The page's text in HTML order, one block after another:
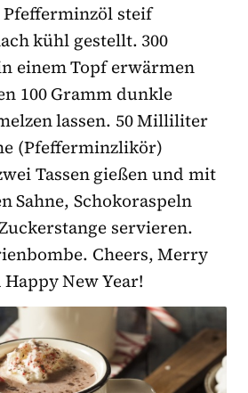
steif
kühl gestellt. 300
einem Topf erwärmen
100 Gramm dunkle
lassen. 50 Milliliter
(Pfefferminzlikör)
Tassen gießen und mit
Sahne, Schokoraspeln
servieren.
Cheers, Merry
New Year!